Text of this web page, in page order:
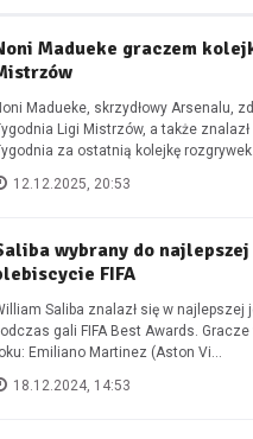
Madueke graczem
Madueke, skrzydłowy Arsenalu,
Ligi Mistrzów, a także
za ostatnią kolejkę
12.12.2025, 20:53
wybrany do
FIFA
Saliba znalazł się w najlepszej
gali FIFA Best Awards.
Emiliano Martinez (Aston Vi...
18.12.2024, 14:53